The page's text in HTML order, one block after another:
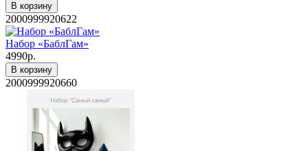
В корзину
2000999920622
Набор «БаблГам»
4990р.
В корзину
2000999920660